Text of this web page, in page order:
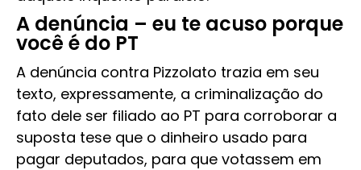
A denúncia – eu te acuso porque
você é do PT
A denúncia contra Pizzolato trazia em seu
texto, expressamente, a criminalização do
fato dele ser filiado ao PT para corroborar a
suposta tese que o dinheiro usado para
pagar deputados, para que votassem em